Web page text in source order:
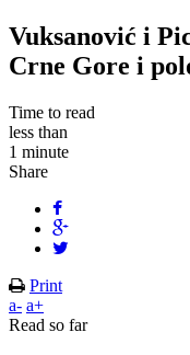
Vuksanović i
Crne Gore i
Time to read
less than
1 minute
Share
Print
a- a+
Read so far